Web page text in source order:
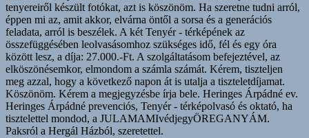
következőkre
nem
hagyod.
tenyereiről készült fotókat, azt is köszönöm. Ha szeretne tudni arról,
éppen mi az, amit akkor, elvárna öntől a sorsa és a generációs
feladata, arról is beszélek. A két Tenyér - térképének az
összefüggésében leolvasásomhoz szükséges idő, fél és egy óra
között lesz, a díja: 27.000.-Ft. A szolgáltatásom befejeztével, az
elköszönésemkor, elmondom a számla számát. Kérem, tiszteljen
meg azzal, hogy a következő napon át is utalja a tiszteletdíjamat.
Köszönöm. Kérem a megjegyzésbe írja bele. Heringes Árpádné ev.
Heringes Árpádné prevenciós, Tenyér - térképolvasó és oktató, ha
tisztelettel mondod, a JULAMAMIvédjegyÖREGANYÁM.
Paksról a Hergál Házból, szeretettel.